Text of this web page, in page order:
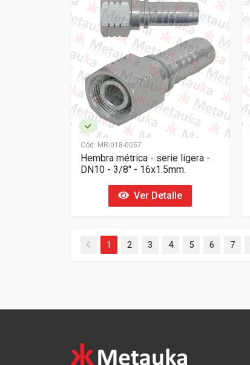
Cód: MR-018-0057
Hembra métrica - serie ligera -
DN10 - 3/8" - 16x1.5mm.
Ver Detalle
1 2 3 4 5 6 7